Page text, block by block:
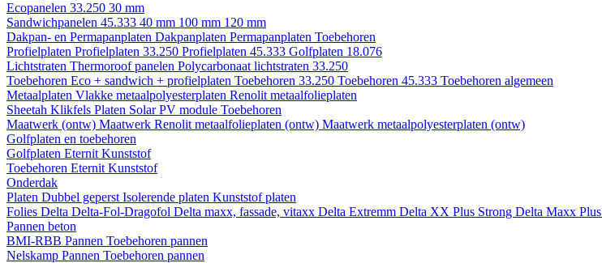
Ecopanelen 33.250 30 mm
Sandwichpanelen 45.333 40 mm 100 mm 120 mm
Dakpan- en Permapanplaten Dakpanplaten Permapanplaten Toebehoren
Profielplaten Profielplaten 33.250 Profielplaten 45.333 Golfplaten 18.076
Lichtstraten Thermoroof panelen Polycarbonaat lichtstraten 33.250
Toebehoren Eco + sandwich + profielplaten Toebehoren 33.250 Toebehoren 45.333 Toebehoren algemeen
Metaalplaten Vlakke metaalpolyesterplaten Renolit metaalfolieplaten
Sheetah Klikfels Platen Solar PV module Toebehoren
Maatwerk (ontw) Maatwerk Renolit metaalfolieplaten (ontw) Maatwerk metaalpolyesterplaten (ontw)
Golfplaten en toebehoren
Golfplaten Eternit Kunststof
Toebehoren Eternit Kunststof
Onderdak
Platen Dubbel geperst Isolerende platen Kunststof platen
Folies Delta Delta-Fol-Dragofol Delta maxx, fassade, vitaxx Delta Extremm Delta XX Plus Strong Delta Maxx Plus
Pannen beton
BMI-RBB Pannen Toebehoren pannen
Nelskamp Pannen Toebehoren pannen